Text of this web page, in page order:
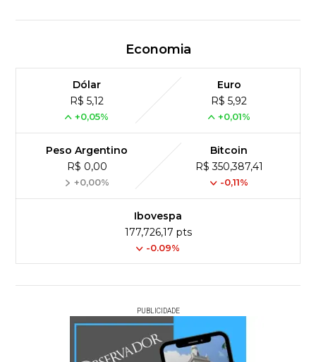
Economia
Dólar
R$ 5,12
+0,05%
Euro
R$ 5,92
+0,01%
Peso Argentino
R$ 0,00
+0,00%
Bitcoin
R$ 350,387,41
-0,11%
Ibovespa
177,726,17 pts
-0.09%
PUBLICIDADE